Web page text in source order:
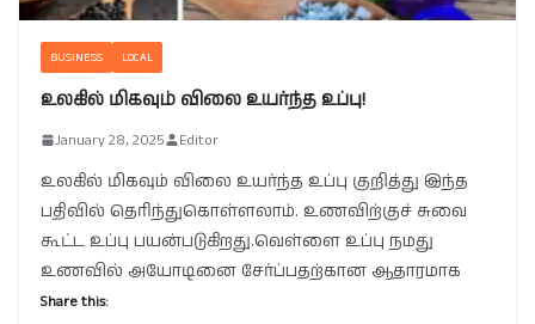
BUSINESS LOCAL
உலகில் மிகவும் விலை உயர்ந்த உப்பு!
January 28, 2025 Editor
உலகில் மிகவும் விலை உயர்ந்த உப்பு குறித்து இந்த
பதிவில் தெரிந்துகொள்ளலாம். உணவிற்குச் சுவை
கூட்ட உப்பு பயன்படுகிறது.வெள்ளை உப்பு நமது
உணவில் அயோடினை சேர்ப்பதற்கான ஆதாரமாக
Share this: